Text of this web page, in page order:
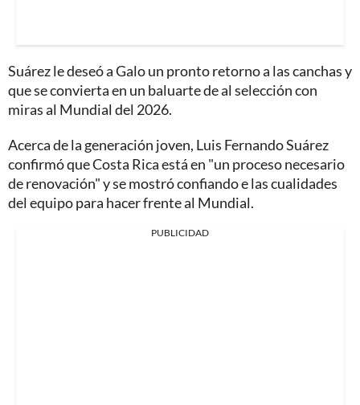
Suárez le deseó a Galo un pronto retorno a las canchas y
que se convierta en un baluarte de al selección con
miras al Mundial del 2026.
Acerca de la generación joven, Luis Fernando Suárez
confirmó que Costa Rica está en "un proceso necesario
de renovación" y se mostró confiando e las cualidades
del equipo para hacer frente al Mundial.
PUBLICIDAD